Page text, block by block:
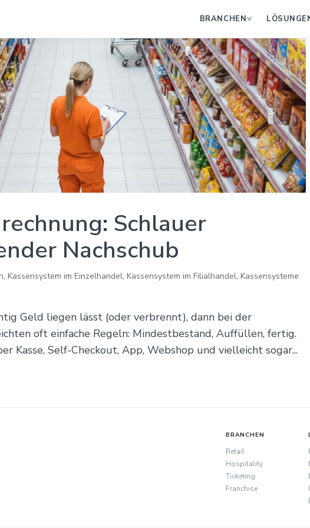
BRANCHEN
Schlauer
Nachschub
,Kassensystem im Einzelhandel,Kassensystem im Filialhandel,Kassensysteme
Geld liegen lässt (oder verbrennt), dann bei der
oft einfache Regeln: Mindestbestand, Auffüllen, fertig.
Kasse, Self-Checkout, App, Webshop und vielleicht sogar...
BRANCHEN
Retail
Hospitality
Ticketing
Franchise